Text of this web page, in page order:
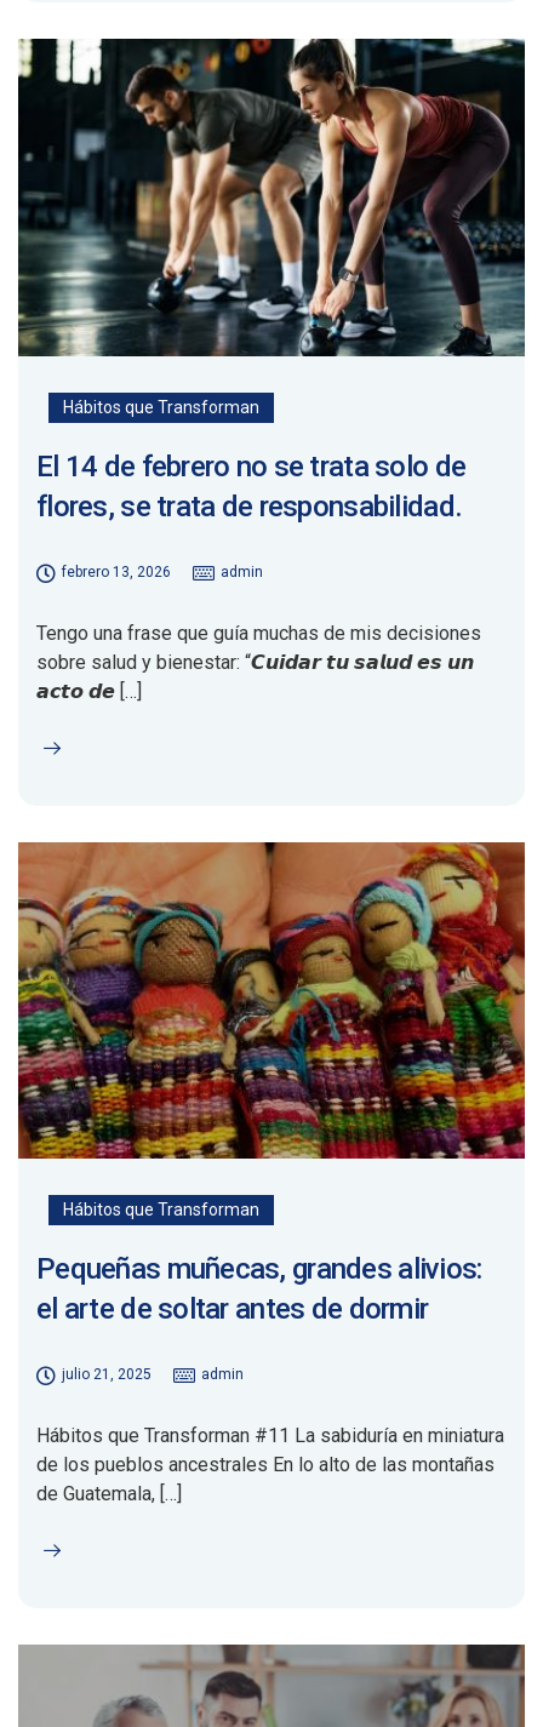
Hábitos que Transforman
El 14 de febrero no se trata solo de
flores, se trata de responsabilidad.
febrero 13, 2026 admin
Tengo una frase que guía muchas de mis decisiones
sobre salud y bienestar: “𝘾𝙪𝙞𝙙𝙖𝙧 𝙩𝙪 𝙨𝙖𝙡𝙪𝙙 𝙚𝙨 𝙪𝙣
𝙖𝙘𝙩𝙤 𝙙𝙚 […]
Hábitos que Transforman
Pequeñas muñecas, grandes alivios:
el arte de soltar antes de dormir
julio 21, 2025 admin
Hábitos que Transforman #11 La sabiduría en miniatura
de los pueblos ancestrales En lo alto de las montañas
de Guatemala, […]